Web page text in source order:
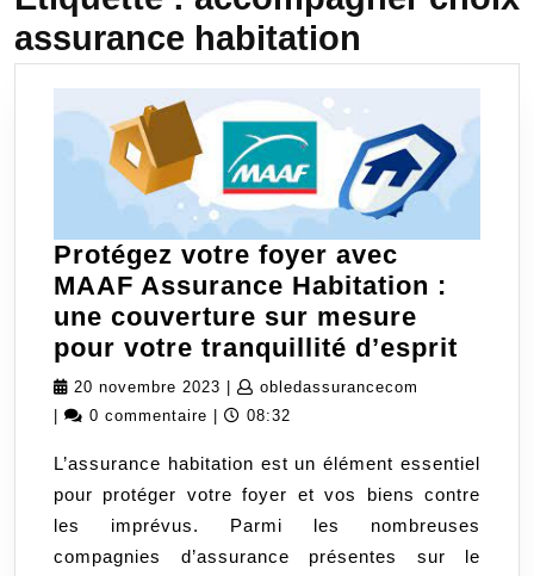
assurance habitation
Protégez votre foyer avec
MAAF Assurance Habitation :
une couverture sur mesure
pour votre tranquillité d’esprit
20 novembre 2023 20
novembre
obledassurancecom
0 commentaire 08:32
L’assurance habitation est un élément essentiel
pour protéger votre foyer et vos biens contre
les imprévus. Parmi les nombreuses
compagnies d’assurance présentes sur le